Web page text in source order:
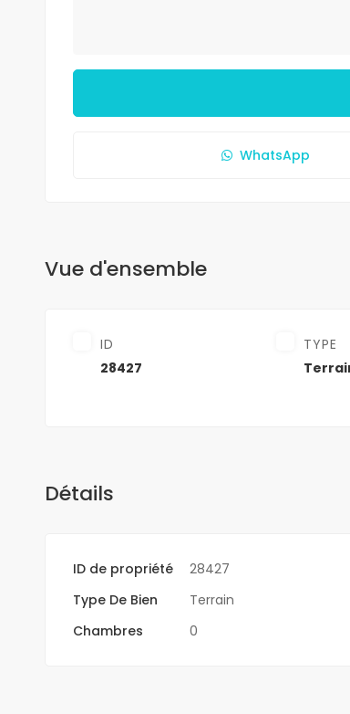
WhatsApp
Vue d'ensemble
ID
28427
TYPE
Détails
ID de propriété 28427
Type De Bien
Terrain
Chambres
0